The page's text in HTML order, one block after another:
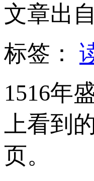
文章出
标签：
1516年
上看到
页。